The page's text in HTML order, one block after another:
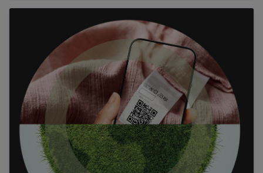
a GS1 hagyományos vonalkódjait. Most
azonban elérkezett a 2D kódok ideje!